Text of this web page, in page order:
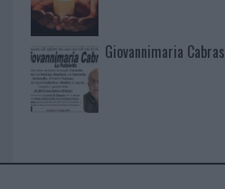
Giovannimaria Cabras